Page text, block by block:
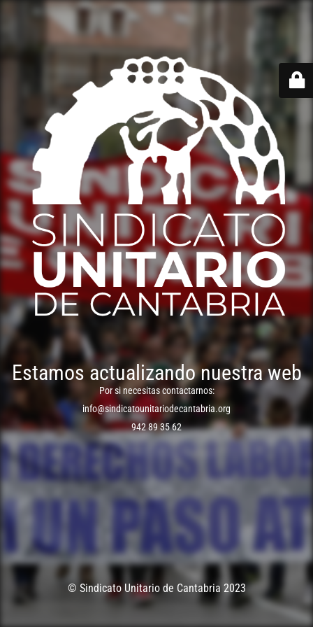
Estamos actualizando nuestra web
Por si necesitas contactarnos:
info@sindicatounitariodecantabria.org
942 89 35 62
© Sindicato Unitario de Cantabria 2023